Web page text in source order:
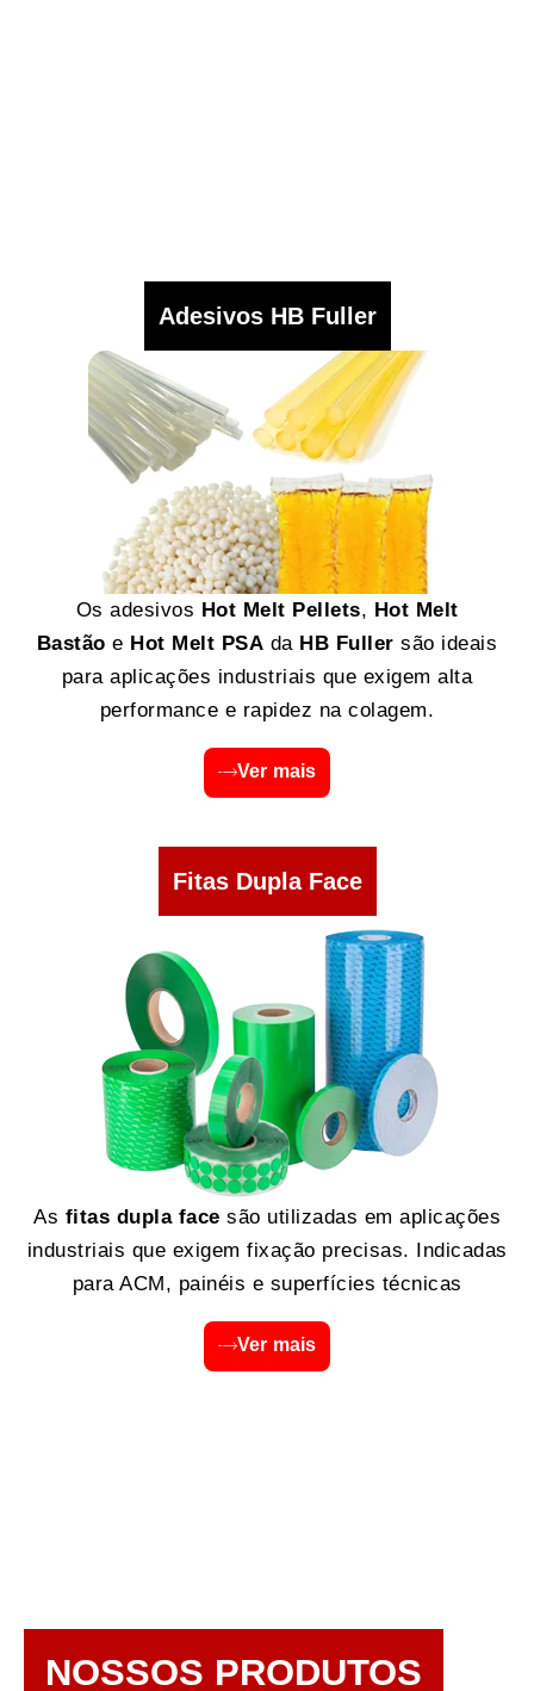
Adesivos HB Fuller
Os adesivos Hot Melt Pellets, Hot Melt
Bastão e Hot Melt PSA da HB Fuller são ideais
para aplicações industriais que exigem alta
performance e rapidez na colagem.
Ver mais
Fitas Dupla Face
As fitas dupla face são utilizadas em aplicações
industriais que exigem fixação precisas. Indicadas
para ACM, painéis e superfícies técnicas
Ver mais
NOSSOS PRODUTOS